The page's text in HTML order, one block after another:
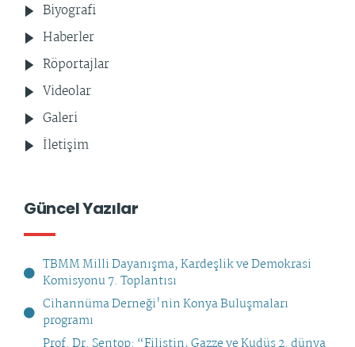
Biyografi
Haberler
Röportajlar
Videolar
Galeri
İletişim
Güncel Yazılar
TBMM Milli Dayanışma, Kardeşlik ve Demokrasi
Komisyonu 7. Toplantısı
Cihannüma Derneği'nin Konya Buluşmaları
programı